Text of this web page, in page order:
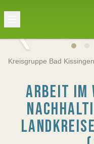
Kreisgruppe Bad Kissingen
ARBEIT IM